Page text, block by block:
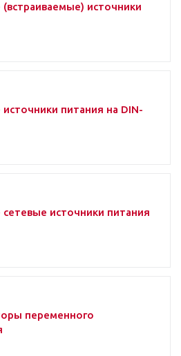
источники
питания на DIN-
источники питания
переменного